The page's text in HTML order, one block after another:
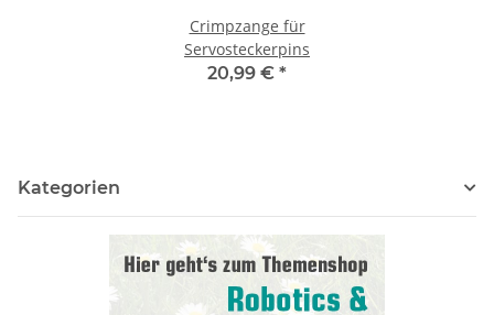
Crimpzange für
Servosteckerpins
20,99 € *
Kategorien